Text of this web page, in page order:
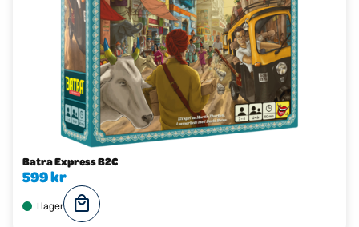
Batra Express B2C
599 kr
I lager local_mall